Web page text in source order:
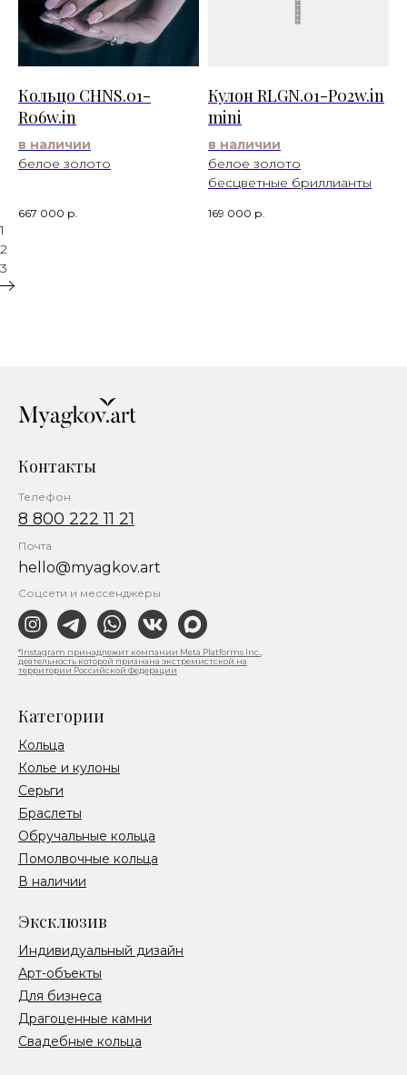
Кольцо CHNS.01-
R06w.in
в наличии
белое золото
667 000 р.
Кулон RLGN.01-P02w.in
mini
в наличии
белое золото
бесцветные бриллианты
169 000 р.
1
2
3
Контакты
Эксклюзив
Категории
Телефон
Свадебные кольца
Драгоценные камни
Для бизнеса
Арт-объекты
Индивидуальный дизайн
Помолвочные кольца
Обручальные кольца
Браслеты
Серьги
Колье и кулоны
Кольца
Соцсети и мессенджеры
hello@myagkov.art
Почта
8 800 222 11 21
*Instagram принадлежит компании Meta Platforms Inc.,
деятельность которой признана экстремистской на
территории Российской Федерации
В наличии